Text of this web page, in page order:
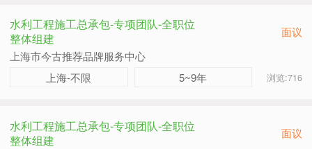
水利工程施工总承包-专项团队-全职位
整体组建
面议
上海市今古推荐品牌服务中心
上海-不限
5~9年 浏览:716
水利工程施工总承包-专项团队-全职位
整体组建
面议